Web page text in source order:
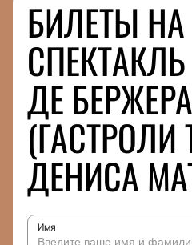
БИЛЕТЫ НА
ДЕ
(ГАСТРОЛИ
ДЕНИСА
Имя